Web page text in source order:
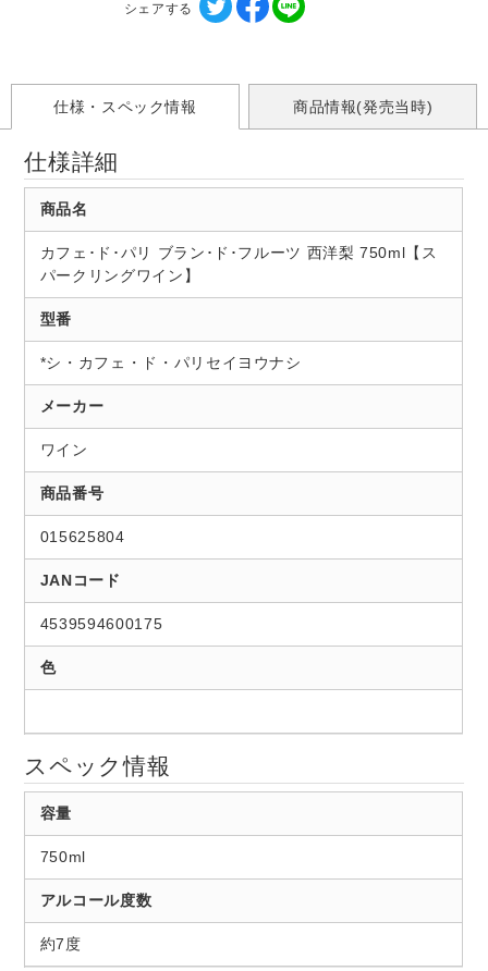
シェアする
仕様・スペック情報 商品情報(発売当時)
仕様詳細
商品名
カフェ･ド･パリ ブラン･ド･フルーツ 西洋梨 750ml【ス
パークリングワイン】
型番
*シ・カフェ・ド・パリセイヨウナシ
メーカー
ワイン
商品番号
015625804
JANコード
4539594600175
色
スペック情報
容量
750ml
アルコール度数
約7度